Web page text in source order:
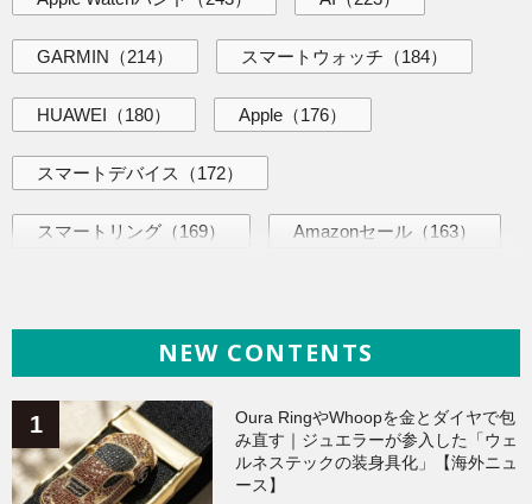
GARMIN （214） スマートウォッチ （184）
HUAWEI （180） Apple （176）
スマートデバイス （172）
スマートリング （169） Amazonセール （163）
ヘルスケア（140）
Galaxy（136）
ワークアウト（131）
NEW CONTENTS
Oura RingやWhoopを金とダイヤで包
み直す｜ジュエラーが参入した「ウェ
ルネステックの装身具化」【海外ニュ
ース】